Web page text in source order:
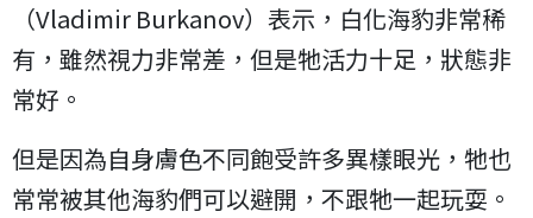
（Vladimir Burkanov）表示，白化海豹非常稀
有，雖然視力非常差，但是牠活力十足，狀態非
常好。
但是因為自身膚色不同飽受許多異樣眼光，牠也
常常被其他海豹們可以避開，不跟牠一起玩耍。